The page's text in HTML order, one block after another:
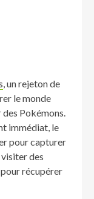
, un rejeton de
le monde
Pokémons.
immédiat, le
pour capturer
des
récupérer